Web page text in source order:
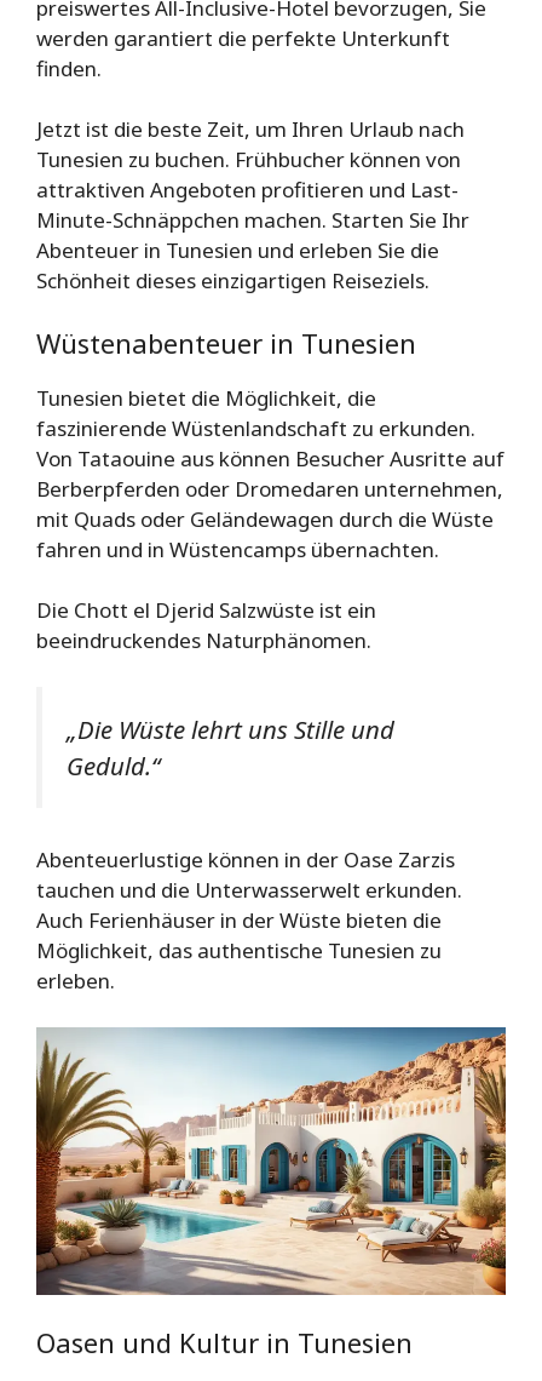
preiswertes All-Inclusive-Hotel bevorzugen, Sie
werden garantiert die perfekte Unterkunft
finden.
Jetzt ist die beste Zeit, um Ihren Urlaub nach
Tunesien zu buchen. Frühbucher können von
attraktiven Angeboten profitieren und Last-
Minute-Schnäppchen machen. Starten Sie Ihr
Abenteuer in Tunesien und erleben Sie die
Schönheit dieses einzigartigen Reiseziels.
Wüstenabenteuer in Tunesien
Tunesien bietet die Möglichkeit, die
faszinierende Wüstenlandschaft zu erkunden.
Von Tataouine aus können Besucher Ausritte auf
Berberpferden oder Dromedaren unternehmen,
mit Quads oder Geländewagen durch die Wüste
fahren und in Wüstencamps übernachten.
Die Chott el Djerid Salzwüste ist ein
beeindruckendes Naturphänomen.
„Die Wüste lehrt uns Stille und
Geduld.“
Abenteuerlustige können in der Oase Zarzis
tauchen und die Unterwasserwelt erkunden.
Auch Ferienhäuser in der Wüste bieten die
Möglichkeit, das authentische Tunesien zu
erleben.
Oasen und Kultur in Tunesien